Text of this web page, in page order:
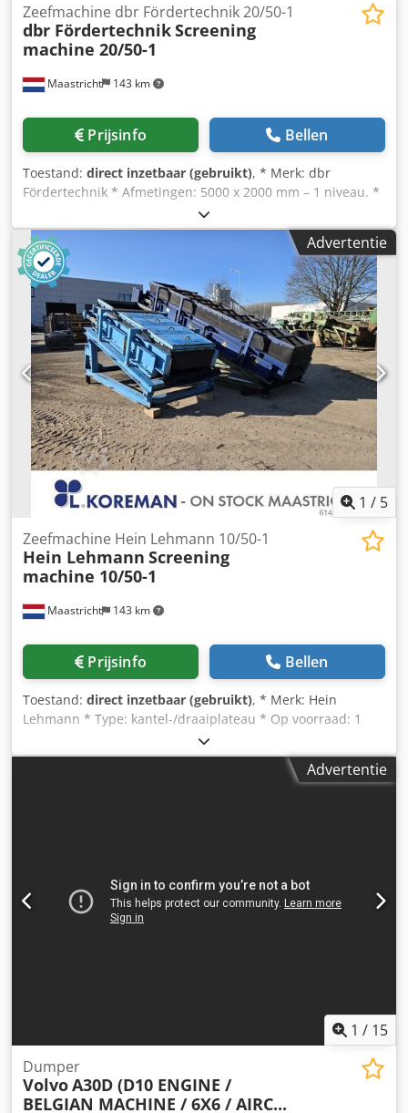
Maastricht 143 km
Zeefmachine dbr Fördertechnik 20/50-1
dbr FördertechnikScreening
machine 20/50-1
Prijsinfo Bellen
Toestand: direct inzetbaar (gebruikt), * Merk: dbr
Fördertechnik * Afmetingen: 5000 x 2000 mm – 1 niveau. *
Aandrijving: elektromotor, 15 kW * Inbegrepen: veren en
veerdempers. Csdpfxey R Rvwo Ahqorf * Op voorraad: 2
stuks.
Advertentie
1 / 5
Maastricht 143 km
Zeefmachine Hein Lehmann 10/50-1
Hein Lehmann Screening
machine 10/50-1
Prijsinfo Bellen
Toestand: direct inzetbaar (gebruikt), * Merk: Hein
Lehmann * Type: kantel-/draaiplateau * Op voorraad: 1
stuk * 1x oppervlak: 5000 x 1000 mm - 1 laadvlak *
Aandrijving: 7,5 kW elektromotor * Inclusief: constructie
Advertentie
1 / 15
Dumper
VolvoA30D (D10 ENGINE /
BELGIAN MACHINE / 6X6 / AIRC...